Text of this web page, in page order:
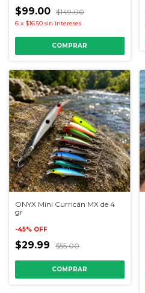
$99.00 $149.00
6 x $16.50 sin intereses
COMPRAR
ONYX Mini Curricán MX de 4
gr
-45% OFF
$29.99 $55.00
COMPRAR